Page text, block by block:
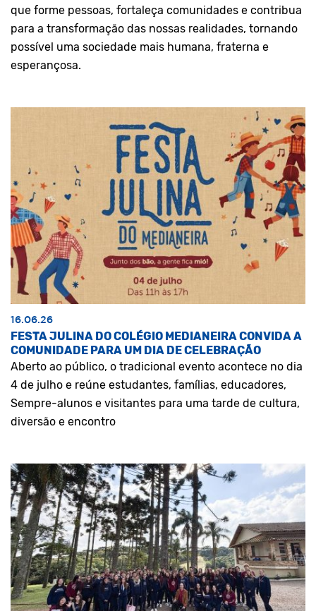
que forme pessoas, fortaleça comunidades e contribua
para a transformação das nossas realidades, tornando
possível uma sociedade mais humana, fraterna e
esperançosa.
16.06.26
FESTA JULINA DO COLÉGIO MEDIANEIRA CONVIDA A
COMUNIDADE PARA UM DIA DE CELEBRAÇÃO
Aberto ao público, o tradicional evento acontece no dia
4 de julho e reúne estudantes, famílias, educadores,
Sempre-alunos e visitantes para uma tarde de cultura,
diversão e encontro